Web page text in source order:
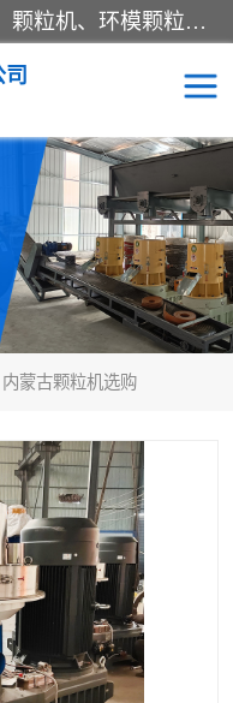
济南恒瑞达机械有限公司主营：颗粒机、环模颗粒机、平模颗粒机、粉碎机、滚筒筛分机、冷却机、颗粒燃烧机、生物质颗粒机、木屑颗粒机、秸秆颗粒机、饲料颗粒机、燃料颗粒机、木材粉碎机、秸秆粉碎机、饲料粉碎机、颗粒冷却机、锯末滚筒筛、锤片粉碎机、滚筒筛、搅拌机等产品。
内蒙古颗粒机选购
环模颗粒机
生物质颗粒机
饲料颗粒机
屑颗粒机
秆粉碎机
片粉碎机
却机
粒燃烧机
筒筛分机